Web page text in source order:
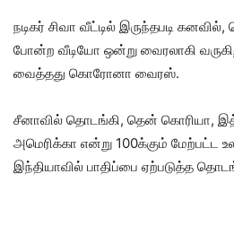
நடிகர் சிவா வீட்டில் இருந்தபடி
போன்ற வீடியோ ஒன்று வைரலாகி
வைத்தது கொரோனா வைரஸ்.
சீனாவில் தொடங்கி, தென் கொரியா,
அமெரிக்கா என்று 100க்கும் மேற்பட்ட
இந்தியாவில் பாதிப்பை ஏற்படுத்த